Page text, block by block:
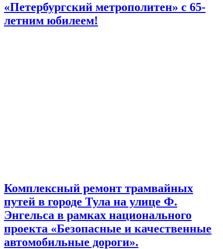
«Петербургский метрополитен» с 65-
летним юбилеем!
Комплексный ремонт трамвайных
путей в городе Тула на улице Ф.
Энгельса в рамках национального
проекта «Безопасные и качественные
автомобильные дороги».